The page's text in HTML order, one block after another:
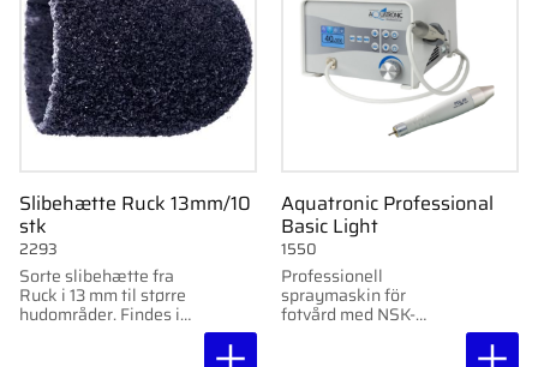
Slibehætte Ruck 13mm/10
stk
Sorte slibehætte fra
Ruck i 13 mm til større
hudområder. Findes i
2293
Aquatronic Professional
Basic Light
Professionell
spraymaskin för
fotvård med NSK-
1550